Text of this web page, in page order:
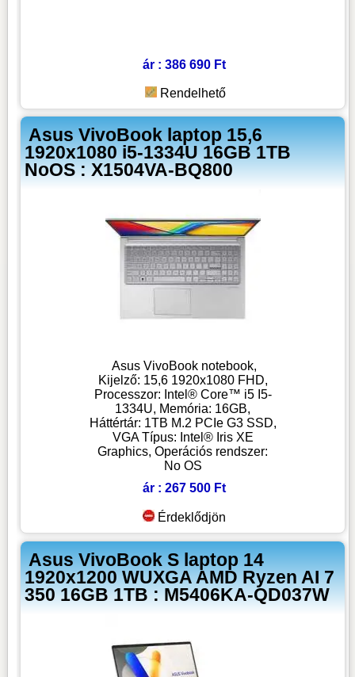
ár : 386 690 Ft
Rendelhető
Asus VivoBook laptop 15,6
1920x1080 i5-1334U 16GB 1TB
NoOS : X1504VA-BQ800
Asus VivoBook notebook,
Kijelző: 15,6 1920x1080 FHD,
Processzor: Intel® Core™ i5 I5-
1334U, Memória: 16GB,
Háttértár: 1TB M.2 PCIe G3 SSD,
VGA Típus: Intel® Iris XE
Graphics, Operációs rendszer:
No OS
ár : 267 500 Ft
Érdeklődjön
Asus VivoBook S laptop 14
1920x1200 WUXGA AMD Ryzen AI 7
350 16GB 1TB : M5406KA-QD037W